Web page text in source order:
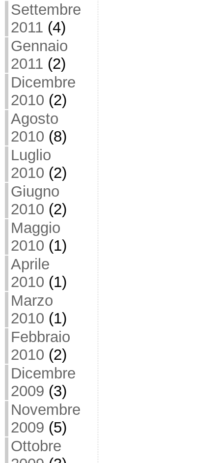
Settembre
2011 (4)
Gennaio
2011 (2)
Dicembre
2010 (2)
Agosto
2010 (8)
Luglio
2010 (2)
Giugno
2010 (2)
Maggio
2010 (1)
Aprile
2010 (1)
Marzo
2010 (1)
Febbraio
2010 (2)
Dicembre
2009 (3)
Novembre
2009 (5)
Ottobre